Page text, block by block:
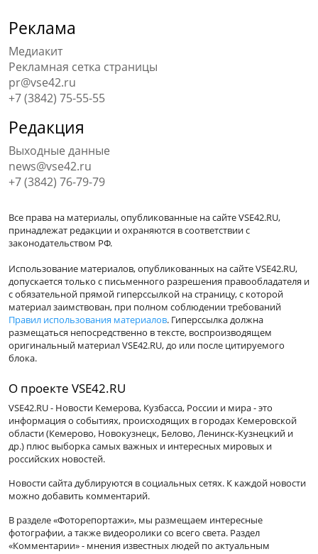
Реклама
Медиакит
Рекламная сетка страницы
pr@vse42.ru
+7 (3842) 75-55-55
Редакция
Выходные данные
news@vse42.ru
+7 (3842) 76-79-79
Все права на материалы, опубликованные на сайте VSE42.RU,
принадлежат редакции и охраняются в соответствии с
законодательством РФ.
Использование материалов, опубликованных на сайте VSE42.RU,
допускается только с письменного разрешения правообладателя и
с обязательной прямой гиперссылкой на страницу, с которой
материал заимствован, при полном соблюдении требований
Правил использования материалов. Гиперссылка должна
размещаться непосредственно в тексте, воспроизводящем
оригинальный материал VSE42.RU, до или после цитируемого
блока.
О проекте VSE42.RU
VSE42.RU - Новости Кемерова, Кузбасса, России и мира - это
информация о событиях, происходящих в городах Кемеровской
области (Кемерово, Новокузнецк, Белово, Ленинск-Кузнецкий и
др.) плюс выборка самых важных и интересных мировых и
российских новостей.
Новости сайта дублируются в социальных сетях. К каждой новости
можно добавить комментарий.
В разделе «Фоторепортажи», мы размещаем интересные
фотографии, а также видеоролики со всего света. Раздел
«Комментарии» - мнения известных людей по актуальным